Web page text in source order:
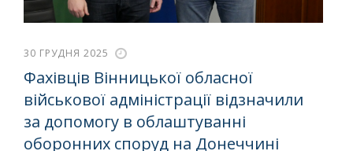
30 ГРУДНЯ 2025
Фахівців Вінницької обласної
військової адміністрації відзначили
за допомогу в облаштуванні
оборонних споруд на Донеччині